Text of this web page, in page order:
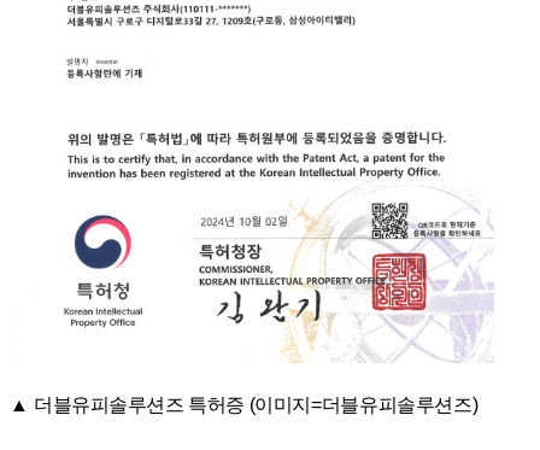
회사소개
찾아오시는길
IR
공지사항
사업문의
사업문의
고객사
▲ 더블유피솔루션즈 특허증 (이미지 =더블유피솔루션즈)